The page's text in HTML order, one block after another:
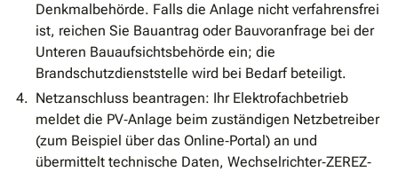
Denkmalbehörde. Falls die Anlage nicht verfahrensfrei
ist, reichen Sie Bauantrag oder Bauvoranfrage bei der
Unteren Bauaufsichtsbehörde ein; die
Brandschutzdienststelle wird bei Bedarf beteiligt.
Netzanschluss beantragen: Ihr Elektrofachbetrieb
meldet die PV‐Anlage beim zuständigen Netzbetreiber
(zum Beispiel über das Online‐Portal) an und
übermittelt technische Daten, Wechselrichter‐ZEREZ‐